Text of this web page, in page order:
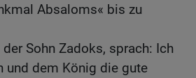
Absaloms« bis zu
Sohn Zadoks, sprach: Ich
und dem König die gute